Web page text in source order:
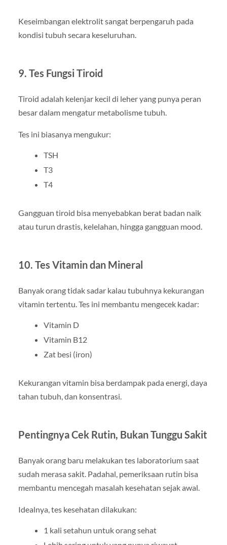
Keseimbangan elektrolit sangat berpengaruh pada
kondisi tubuh secara keseluruhan.
9. Tes Fungsi Tiroid
Tiroid adalah kelenjar kecil di leher yang punya peran
besar dalam mengatur metabolisme tubuh.
Tes ini biasanya mengukur:
TSH
T3
T4
Gangguan tiroid bisa menyebabkan berat badan naik
atau turun drastis, kelelahan, hingga gangguan mood.
10. Tes Vitamin dan Mineral
Banyak orang tidak sadar kalau tubuhnya kekurangan
vitamin tertentu. Tes ini membantu mengecek kadar:
Vitamin D
Vitamin B12
Zat besi (iron)
Kekurangan vitamin bisa berdampak pada energi, daya
tahan tubuh, dan konsentrasi.
Pentingnya Cek Rutin, Bukan Tunggu Sakit
Banyak orang baru melakukan tes laboratorium saat
sudah merasa sakit. Padahal, pemeriksaan rutin bisa
membantu mencegah masalah kesehatan sejak awal.
Idealnya, tes kesehatan dilakukan:
1 kali setahun untuk orang sehat